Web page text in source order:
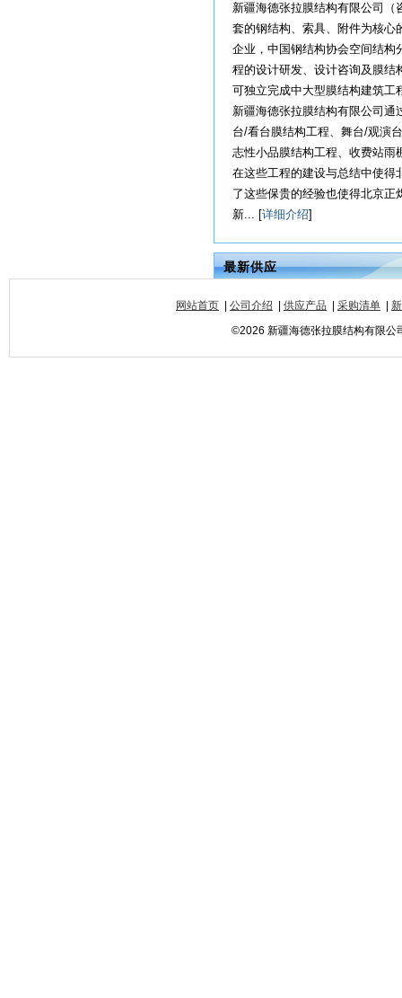
新疆海德张拉膜结构有限公司（
套的钢结构、索具、附件为核心
企业，中国钢结构协会空间结构
程的设计研发、设计咨询及膜结
可独立完成中大型膜结构建筑工
新疆海德张拉膜结构有限公司
台/看台膜结构工程、舞台/观演
志性小品膜结构工程、收费站雨
在这些工程的建设与总结中使得
了这些保贵的经验也使得北京
新... [详细介绍]
最新供应
网站首页 公司介绍 供应产品 采购清单
©2026 新疆海德张拉膜结构有限